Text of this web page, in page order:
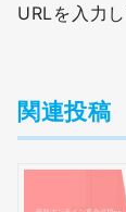
URLを入力
関連投稿